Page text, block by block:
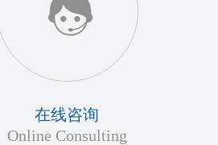
在线咨询
Online Consulting